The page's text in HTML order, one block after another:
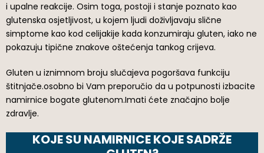
i upalne reakcije. Osim toga, postoji i stanje poznato kao
glutenska osjetljivost, u kojem ljudi doživljavaju slične
simptome kao kod celijakije kada konzumiraju gluten, iako ne
pokazuju tipične znakove oštećenja tankog crijeva.
Gluten u iznimnom broju slučajeva pogoršava funkciju
štitnjače.osobno bi Vam preporučio da u potpunosti izbacite
namirnice bogate glutenom.Imati ćete značajno bolje
zdravlje.
KOJE SU NAMIRNICE KOJE SADRŽE